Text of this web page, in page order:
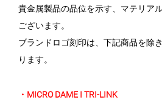
貴金属製品の品位を示す、マテリア
ございます。
ブランドロゴ刻印は、下記商品を除
ります。
・MICRO DAME I TRI-LINK